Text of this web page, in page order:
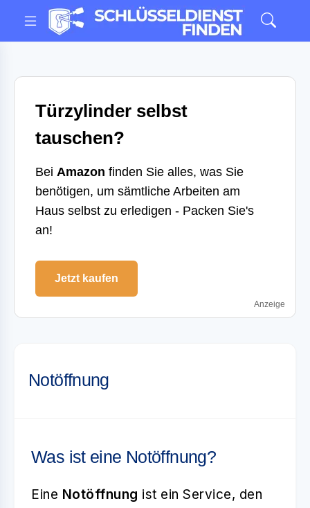
Türzylinder selbst
tauschen?
Bei Amazon finden Sie alles, was Sie
benötigen, um sämtliche Arbeiten am
Haus selbst zu erledigen - Packen Sie's
an!
Jetzt kaufen
Anzeige
Notöffnung
Was ist eine Notöffnung?
Eine Notöffnung ist ein Service, den